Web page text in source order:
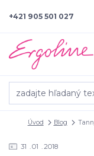
+421 905 501 027
Úvod Blog
31 01 2018